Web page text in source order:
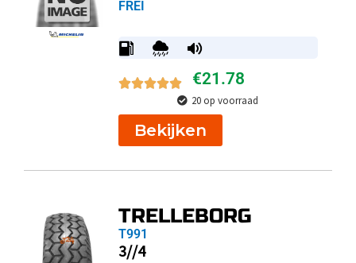
FREI
€21.78
20 op voorraad
Bekijken
TRELLEBORG
T991
3//4